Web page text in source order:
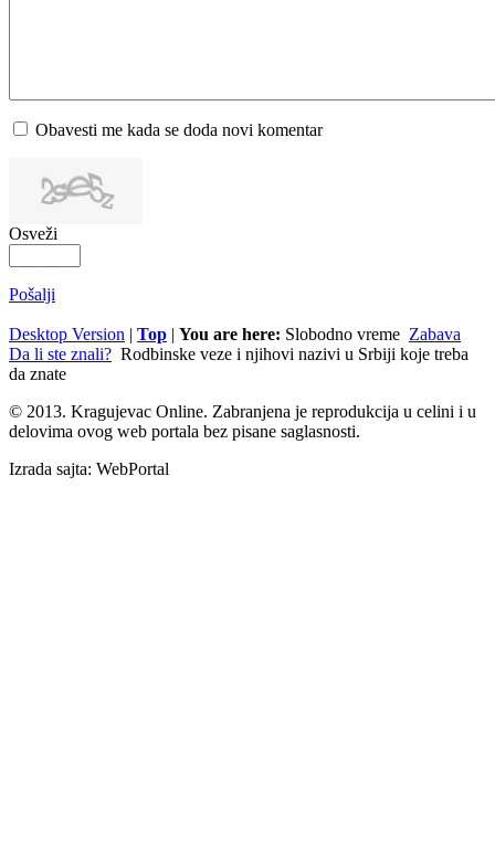
Obavesti me kada se doda novi komentar
Osveži
Pošalji
Desktop Version | Top | You are here: Slobodno vreme Zabava
Da li ste znali? Rodbinske veze i njihovi nazivi u Srbiji koje treba
da znate
© 2013. Kragujevac Online. Zabranjena je reprodukcija u celini i u
delovima ovog web portala bez pisane saglasnosti.
Izrada sajta: WebPortal